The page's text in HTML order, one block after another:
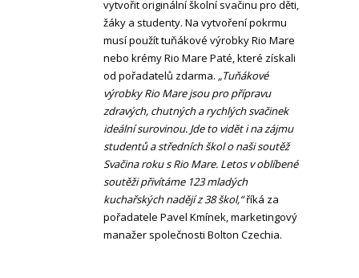
vytvořit originální školní svačinu pro děti,
žáky a studenty. Na vytvoření pokrmu
musí použít tuňákové výrobky Rio Mare
nebo krémy Rio Mare Paté, které získali
od pořadatelů zdarma. „Tuňákové
výrobky Rio Mare jsou pro přípravu
zdravých, chutných a rychlých svačinek
ideální surovinou. Jde to vidět i na zájmu
studentů a středních škol o naši soutěž
Svačina roku s Rio Mare. Letos v oblíbené
soutěži přivítáme 123 mladých
kuchařských nadějí z 38 škol,“říká za
pořadatele Pavel Kmínek, marketingový
manažer společnosti Bolton Czechia.